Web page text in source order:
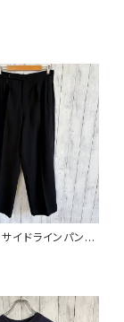
イドラインパンツ
イドスラックドレ